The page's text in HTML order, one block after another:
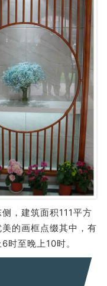
，建筑面积111平方
的画框点缀其中，有
时至晚上10时。